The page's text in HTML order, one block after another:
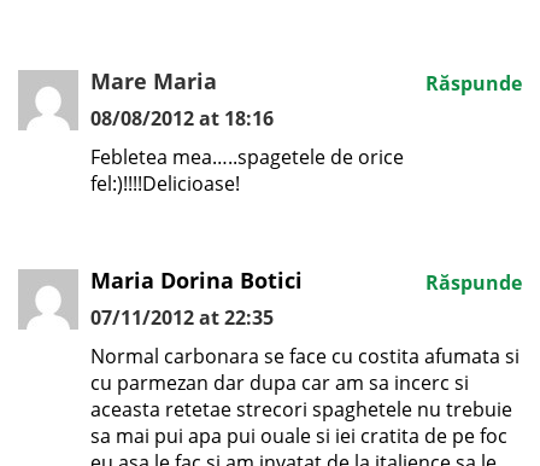
Mare Maria
08/08/2012 at 18:16
Febletea mea…..spagetele de orice
fel:)!!!!Delicioase!
Răspunde
Maria Dorina Botici
07/11/2012 at 22:35
Normal carbonara se face cu costita afumata si
cu parmezan dar dupa car am sa incerc si
aceasta retetae strecori spaghetele nu trebuie
sa mai pui apa pui ouale si iei cratita de pe foc
Răspunde